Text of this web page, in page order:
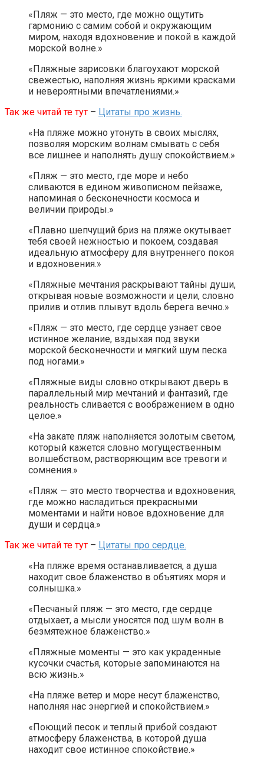
«Пляж — это место, где можно ощутить
гармонию с самим собой и окружающим
миром, находя вдохновение и покой в каждой
морской волне.»
«Пляжные зарисовки благоухают морской
свежестью, наполняя жизнь яркими красками
и невероятными впечатлениями.»
Так же читай те тут – Цитаты про жизнь.
«На пляже можно утонуть в своих мыслях,
позволяя морским волнам смывать с себя
все лишнее и наполнять душу спокойствием.»
«Пляж — это место, где море и небо
сливаются в едином живописном пейзаже,
напоминая о бесконечности космоса и
величии природы.»
«Плавно шепчущий бриз на пляже окутывает
тебя своей нежностью и покоем, создавая
идеальную атмосферу для внутреннего покоя
и вдохновения.»
«Пляжные мечтания раскрывают тайны души,
открывая новые возможности и цели, словно
прилив и отлив плывут вдоль берега вечно.»
«Пляж — это место, где сердце узнает свое
истинное желание, вздыхая под звуки
морской бесконечности и мягкий шум песка
под ногами.»
«Пляжные виды словно открывают дверь в
параллельный мир мечтаний и фантазий, где
реальность сливается с воображением в одно
целое.»
«На закате пляж наполняется золотым светом,
который кажется словно могущественным
волшебством, растворяющим все тревоги и
сомнения.»
«Пляж — это место творчества и вдохновения,
где можно насладиться прекрасными
моментами и найти новое вдохновение для
души и сердца.»
Так же читай те тут – Цитаты про сердце.
«На пляже время останавливается, а душа
находит свое блаженство в объятиях моря и
солнышка.»
«Песчаный пляж — это место, где сердце
отдыхает, а мысли уносятся под шум волн в
безмятежное блаженство.»
«Пляжные моменты — это как украденные
кусочки счастья, которые запоминаются на
всю жизнь.»
«На пляже ветер и море несут блаженство,
наполняя нас энергией и спокойствием.»
«Поющий песок и теплый прибой создают
атмосферу блаженства, в которой душа
находит свое истинное спокойствие.»